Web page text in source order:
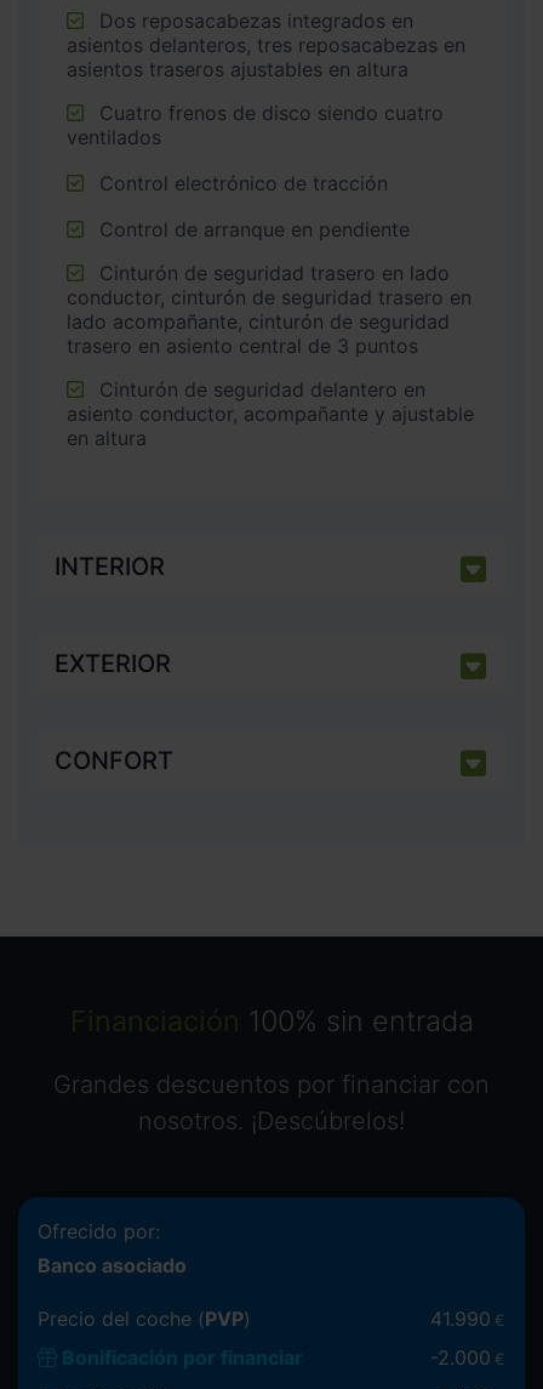
asientos delanteros, tres reposacabezas en
asientos traseros ajustables en altura
ventilados
Control electrónico de tracción
Control de arranque en pendiente
conductor, cinturón de seguridad trasero en
lado acompañante, cinturón de seguridad
trasero en asiento central de 3 puntos
asiento conductor, acompañante y ajustable
en altura
INTERIOR
EXTERIOR
CONFORT
Financiación 100% sin entrada
Grandes descuentos por financiar con
nosotros. ¡Descúbrelos!
Ofrecido por:
Banco asociado
Precio del coche (PVP) 41.990 €
Bonificación por financiar -2.000 €